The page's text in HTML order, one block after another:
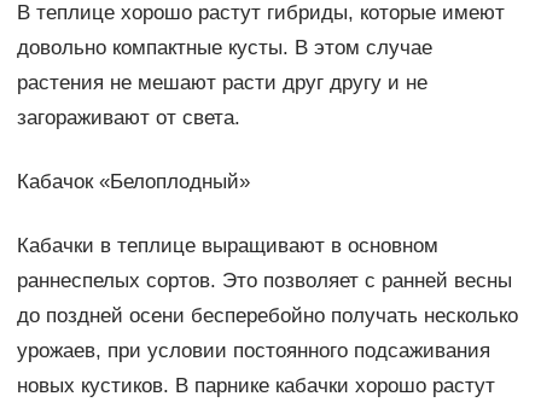
В теплице хорошо растут гибриды, которые имеют
довольно компактные кусты. В этом случае
растения не мешают расти друг другу и не
загораживают от света.
Кабачок «Белоплодный»
Кабачки в теплице выращивают в основном
раннеспелых сортов. Это позволяет с ранней весны
до поздней осени бесперебойно получать несколько
урожаев, при условии постоянного подсаживания
новых кустиков. В парнике кабачки хорошо растут